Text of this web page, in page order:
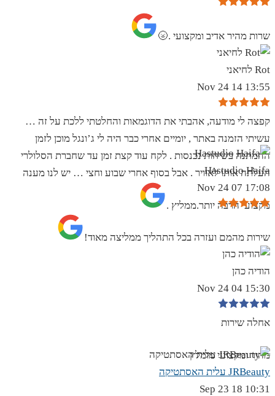
שרות מהיר אדיב ומקצועי .🌝
Rot לחיאני
13:55 14 Nov 24
קפצה לי מודעה, אהבתי את הדוגמאות והחלטתי ללכת על זה …
עשיתי הזמנה באתר , יומיים אחרי כבר היה לי ג’ונגל מוכן לזמן
ההמתנה בשיחות נכנסות . לקח עוד קצת זמן עד שחברת הסלולרי
העלתה אותו לאוויר . אבל בסוף אחרי שבוע וחצי … יש לנו מענה
מקצועי הרבה יותר.ממליץ .
Hastudio Haifa
17:08 07 Nov 24
שירות מהמם ועזרה בכל התהליך ממליצה מאוד!
הודיה כהן
15:30 04 Nov 24
אחלה שירות
מהיר ומקצועי מומלץ
JRBeauty עלית האסתטיקה
10:31 18 Sep 23